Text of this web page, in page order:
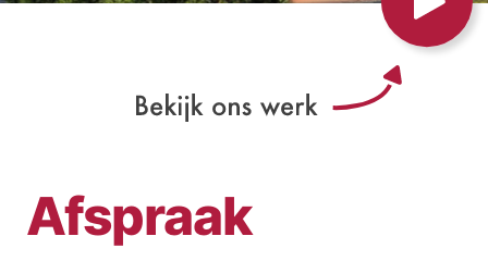
Afspraak